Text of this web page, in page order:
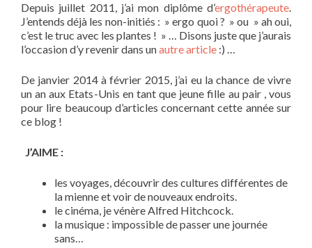
Depuis juillet 2011, j’ai mon diplôme d’ergothérapeute.
J’entends déjà les non-initiés : » ergo quoi ? » ou » ah oui,
c’est le truc avec les plantes ! » … Disons juste que j’aurais
l’occasion d’y revenir dans unautre article :) …
De janvier 2014 à février 2015, j’ai eu la chance de vivre
un an aux Etats-Unis en tant que jeune fille au pair , vous
pour lire beaucoup d’articles concernant cette année sur
ce blog !
J’AIME :
les voyages, découvrir des cultures différentes de
la mienne et voir de nouveaux endroits.
le cinéma, je vénère Alfred Hitchcock.
la musique : impossible de passer une journée
sans…